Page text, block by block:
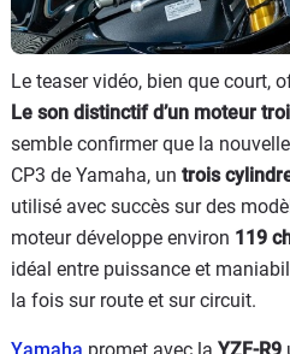
Le teaser vidéo, bien que court,
Le son distinctif d’un moteur
semble confirmer que la
CP3 de Yamaha, un trois
utilisé avec succès sur des
moteur développe environ 119
idéal entre puissance et
la fois sur route et sur circuit.
Yamaha promet avec la YZF-R9